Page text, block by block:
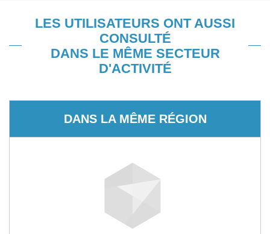
LES UTILISATEURS ONT AUSSI
CONSULTÉ
DANS LE MÊME SECTEUR
D'ACTIVITÉ
DANS LA MÊME RÉGION